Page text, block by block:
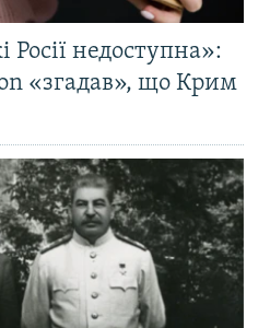
Росії недоступна»:
«згадав», що Крим